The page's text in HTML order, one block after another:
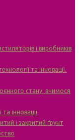
і виробників
та інновації.
стану: вчимося
інновації
і закритий ґрунт